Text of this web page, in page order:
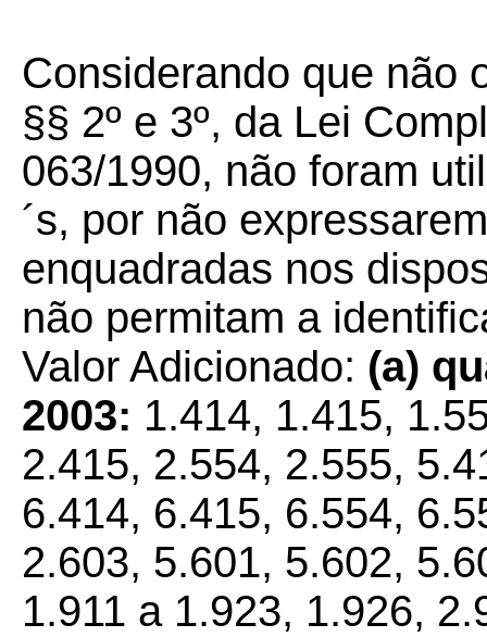
Considerando que não
§§ 2º e 3º, da Lei
063/1990, não foram
´s, por não
enquadradas nos
não permitam a
Valor Adicionado: (a)
2003: 1.414, 1.415,
2.415, 2.554, 2.555,
6.414, 6.415, 6.554,
2.603, 5.601, 5.602,
1.911 a 1.923, 1.926,